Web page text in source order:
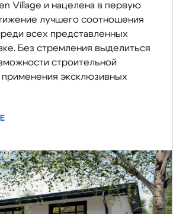
Village и нацелена в первую
лучшего соотношения
всех представленных
Без стремления выделиться
строительной
применения эксклюзивных